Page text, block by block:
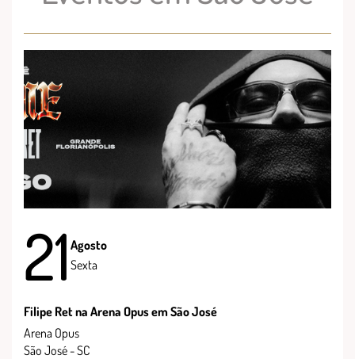
21 Agosto
Sexta
Filipe Ret na Arena Opus em São José
Arena Opus
São José - SC